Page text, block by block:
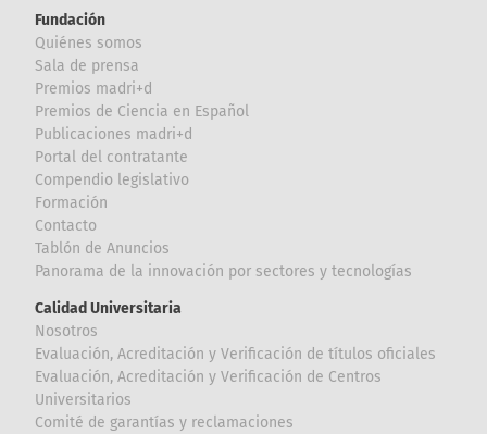
Fundación
Quiénes somos
Sala de prensa
Premios madri+d
Premios de Ciencia en Español
Publicaciones madri+d
Portal del contratante
Compendio legislativo
Formación
Contacto
Tablón de Anuncios
Panorama de la innovación por sectores y tecnologías
Calidad Universitaria
Nosotros
Evaluación, Acreditación y Verificación de títulos oficiales
Evaluación, Acreditación y Verificación de Centros
Universitarios
Comité de garantías y reclamaciones